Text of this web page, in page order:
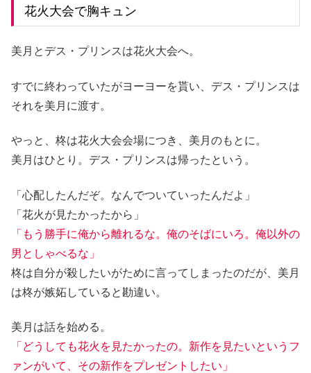
花火大会で胸キュン
美月とデス・プリンスは花火大会へ。
すでに終わっていたがヨーヨーを貰い、デス・プリンスは
それを美月に渡す。
やっと、柊は花火大会会場につき、美月のもとに。
美月はひとり。デス・プリンスは帰ったという。
「心配したんだぞ。なんでついていったんだよ」
「花火が見たかったから」
「もう勝手に俺から離れるな。俺のそばにいろ。俺以外の
男としゃべるな」
柊は自分が殺したいがために言ってしまったのだが、美月
は柊が嫉妬していると勘違い。
美月は話を始める。
「どうしても花火を見たかったの。新作を見たいというフ
ァンがいて、その新作をプレゼントしたい」